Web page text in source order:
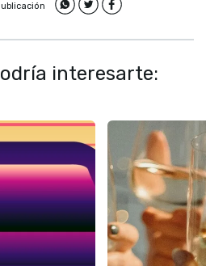
interesarte: